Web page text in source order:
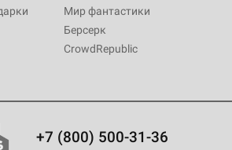
Мир фантастики
Берсерк
CrowdRepublic
+7 (800) 500-31-36